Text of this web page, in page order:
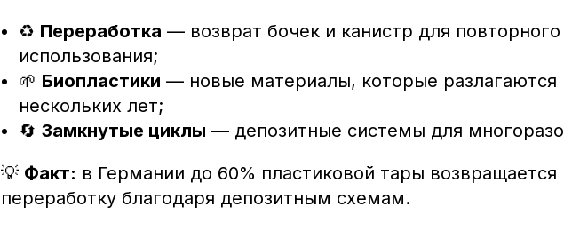
♻ Переработка — возврат бочек и канистр для повторного
использования;
🌱 Биопластики — новые материалы, которые разлагаются
нескольких лет;
🔄 Замкнутые циклы — депозитные системы для
💡 Факт: в Германии до 60% пластиковой тары возвращается
переработку благодаря депозитным схемам.